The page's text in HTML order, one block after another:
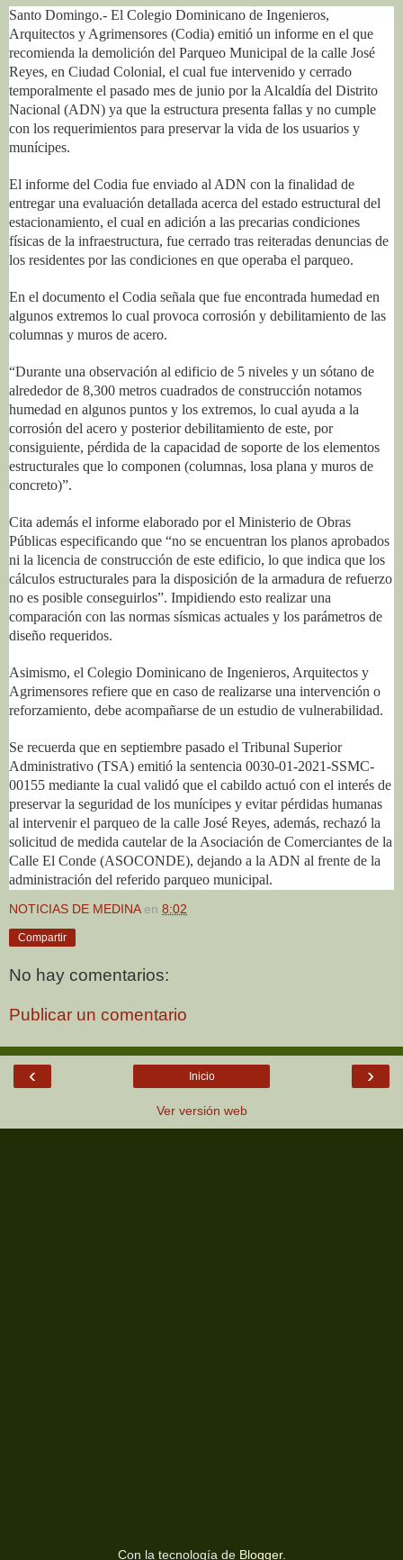
Santo Domingo.- El Colegio Dominicano de Ingenieros,
Arquitectos y Agrimensores (Codia) emitió un informe en el que
recomienda la demolición del Parqueo Municipal de la calle José
Reyes, en Ciudad Colonial, el cual fue intervenido y cerrado
temporalmente el pasado mes de junio por la Alcaldía del Distrito
Nacional (ADN) ya que la estructura presenta fallas y no cumple
con los requerimientos para preservar la vida de los usuarios y
munícipes.
El informe del Codia fue enviado al ADN con la finalidad de
entregar una evaluación detallada acerca del estado estructural del
estacionamiento, el cual en adición a las precarias condiciones
físicas de la infraestructura, fue cerrado tras reiteradas denuncias de
los residentes por las condiciones en que operaba el parqueo.
En el documento el Codia señala que fue encontrada humedad en
algunos extremos lo cual provoca corrosión y debilitamiento de las
columnas y muros de acero.
“Durante una observación al edificio de 5 niveles y un sótano de
alrededor de 8,300 metros cuadrados de construcción notamos
humedad en algunos puntos y los extremos, lo cual ayuda a la
corrosión del acero y posterior debilitamiento de este, por
consiguiente, pérdida de la capacidad de soporte de los elementos
estructurales que lo componen (columnas, losa plana y muros de
concreto)”.
Cita además el informe elaborado por el Ministerio de Obras
Públicas especificando que “no se encuentran los planos aprobados
ni la licencia de construcción de este edificio, lo que indica que los
cálculos estructurales para la disposición de la armadura de refuerzo
no es posible conseguirlos”. Impidiendo esto realizar una
comparación con las normas sísmicas actuales y los parámetros de
diseño requeridos.
Asimismo, el Colegio Dominicano de Ingenieros, Arquitectos y
Agrimensores refiere que en caso de realizarse una intervención o
reforzamiento, debe acompañarse de un estudio de vulnerabilidad.
Se recuerda que en septiembre pasado el Tribunal Superior
Administrativo (TSA) emitió la sentencia 0030-01-2021-SSMC-
00155 mediante la cual validó que el cabildo actuó con el interés de
preservar la seguridad de los munícipes y evitar pérdidas humanas
al intervenir el parqueo de la calle José Reyes, además, rechazó la
solicitud de medida cautelar de la Asociación de Comerciantes de la
Calle El Conde (ASOCONDE), dejando a la ADN al frente de la
administración del referido parqueo municipal.
NOTICIAS DE MEDINA en 8:02
Compartir
No hay comentarios:
Publicar un comentario
‹ ›
Inicio
Ver versión web
Con la tecnología de Blogger.